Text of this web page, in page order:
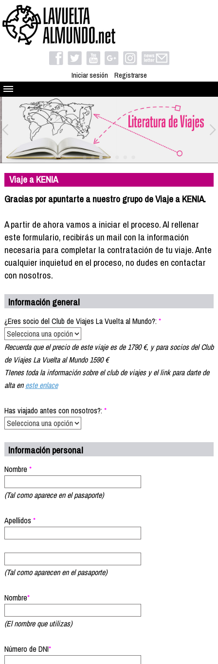
Iniciar sesión Registrarse
Quienes somos
El proyecto
Blog
Viaja con nosotros
Camino solidario
Libros
Compañeros de viaje
Formación
Info viajeros
Contactar
Viaje a KENIA
Gracias por apuntarte a nuestro grupo de Viaje a KENIA.
A partir de ahora vamos a iniciar el proceso. Al rellenar
este formulario, recibirás un mail con la información
necesaria para completar la contratación de tu viaje. Ante
cualquier inquietud en el proceso, no dudes en contactar
con nosotros.
Información general
¿Eres socio del Club de Viajes La Vuelta al Mundo?:*
Recuerda que el precio de este viaje es de 1790 €, y para socios del Club
de Viajes La Vuelta al Mundo 1590 €
TIenes toda la información sobre el club de viajes y el link para darte de
alta eneste enlace
Has viajado antes con nosotros?:*
Información personal
Nombre *
(Tal como aparece en el pasaporte)
Apellidos *
(Tal como aparecen en el pasaporte)
Nombre*
(El nombre que utilizas)
Número de DNI*